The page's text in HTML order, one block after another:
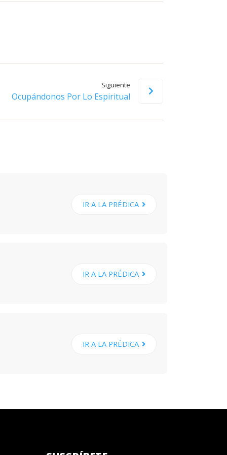
o
el
Siguiente
Ocupándonos Por Lo Espiritual
IR A LA PRÉDICA
IR A LA PRÉDICA
IR A LA PRÉDICA